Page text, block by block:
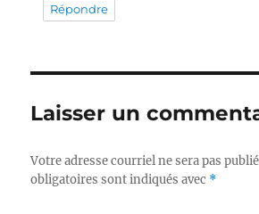
Répondre
Laisser un
Votre adresse courriel ne sera pas
obligatoires sont indiqués avec *